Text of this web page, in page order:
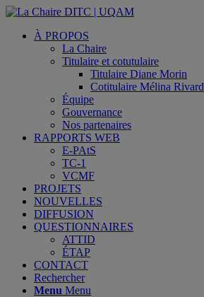
À PROPOS
La Chaire
Titulaire et cotutulaire
Titulaire Diane Morin
Cotitulaire Mélina Rivard
Équipe
Gouvernance
Nos partenaires
RAPPORTS WEB
E-PAtS
TC-1
VCMF
PROJETS
NOUVELLES
DIFFUSION
QUESTIONNAIRES
ATTID
ÉTAP
CONTACT
Rechercher
Menu Menu